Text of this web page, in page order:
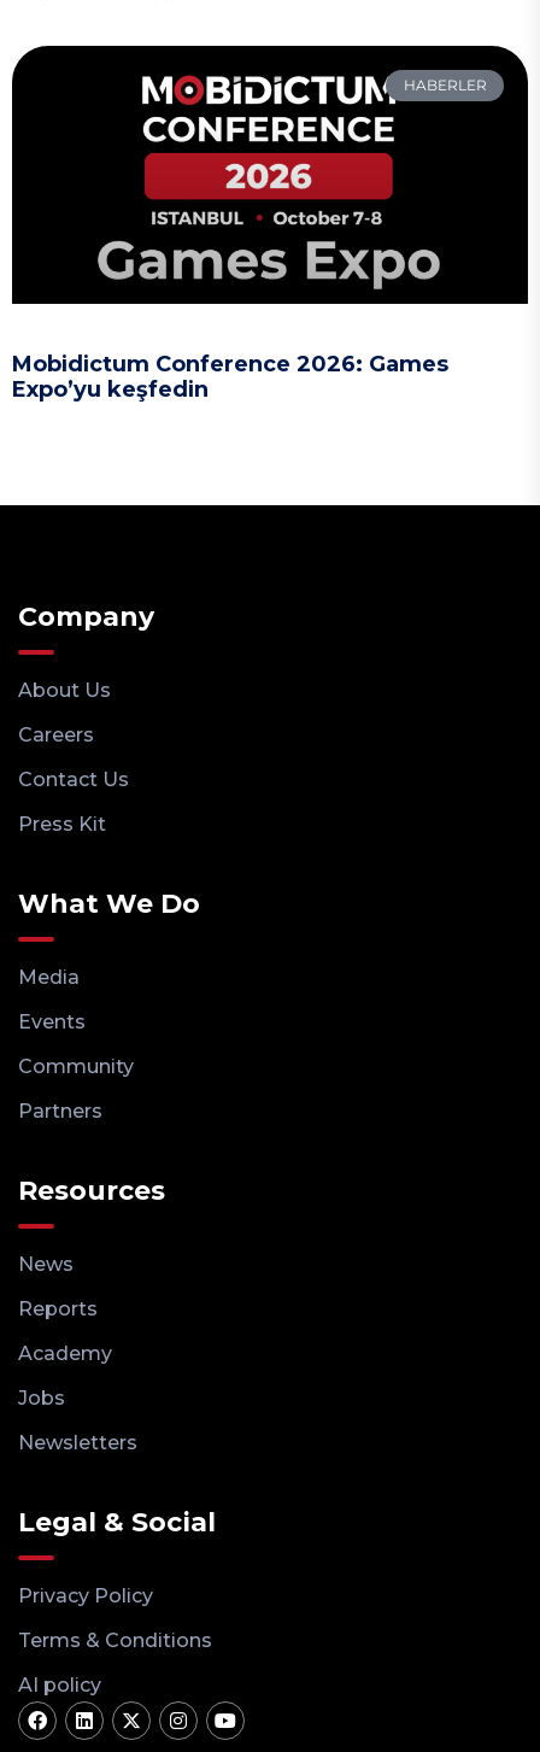
HABERLER
Mobidictum Conference 2026: Games
Expo’yu keşfedin
Company
About Us
Careers
Contact Us
Press Kit
What We Do
Media
Events
Community
Partners
Resources
News
Reports
Academy
Jobs
Newsletters
Legal & Social
Privacy Policy
Terms & Conditions
AI policy